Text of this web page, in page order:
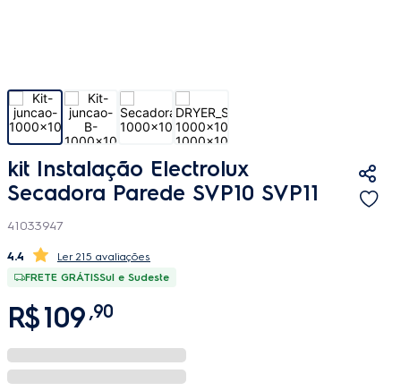
kit Instalação Electrolux
Secadora Parede SVP10 SVP11
41033947
4.4
215 avaliações
FRETE GRÁTISSul e Sudeste
R$109 ,90